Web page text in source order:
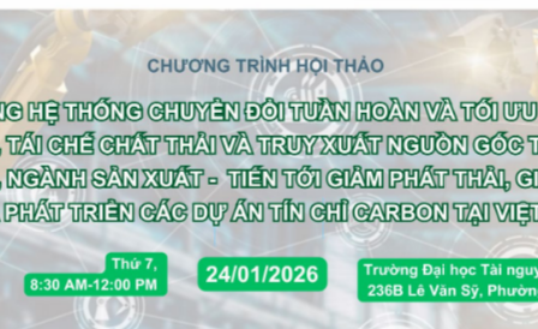
trường, việc mua bán carbon hay
chính xác hơn là mua bán sự phát thải
khí CO2, được thực hiện thông qua tín
chỉ.
Nguồn : MOIT
ShareFacebook
TwitterEmailWhatsApp
LinkedIn
Copy
Link
Skype